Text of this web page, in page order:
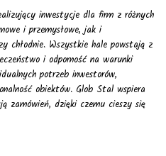
inwestycje dla firm z różnych
i przemysłowe, jak i
chłodnie. Wszystkie hale powstają z
i odporność na warunki
potrzeb inwestorów,
obiektów. Glob Stal wspiera
zamówień, dzięki czemu cieszy się